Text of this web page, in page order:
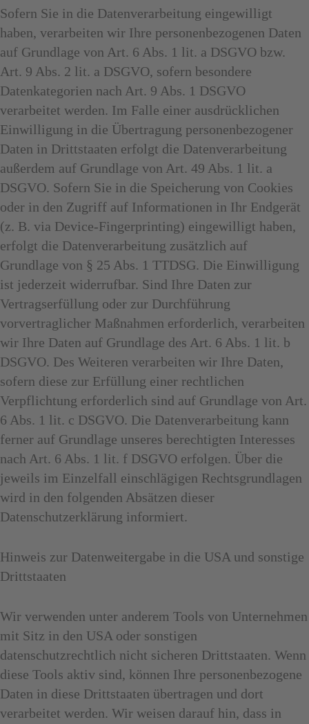
Sofern Sie in die Datenverarbeitung eingewilligt
haben, verarbeiten wir Ihre personenbezogenen Daten
auf Grundlage von Art. 6 Abs. 1 lit. a DSGVO bzw.
Art. 9 Abs. 2 lit. a DSGVO, sofern besondere
Datenkategorien nach Art. 9 Abs. 1 DSGVO
verarbeitet werden. Im Falle einer ausdrücklichen
Einwilligung in die Übertragung personenbezogener
Daten in Drittstaaten erfolgt die Datenverarbeitung
außerdem auf Grundlage von Art. 49 Abs. 1 lit. a
DSGVO. Sofern Sie in die Speicherung von Cookies
oder in den Zugriff auf Informationen in Ihr Endgerät
(z. B. via Device-Fingerprinting) eingewilligt haben,
erfolgt die Datenverarbeitung zusätzlich auf
Grundlage von § 25 Abs. 1 TTDSG. Die Einwilligung
ist jederzeit widerrufbar. Sind Ihre Daten zur
Vertragserfüllung oder zur Durchführung
vorvertraglicher Maßnahmen erforderlich, verarbeiten
wir Ihre Daten auf Grundlage des Art. 6 Abs. 1 lit. b
DSGVO. Des Weiteren verarbeiten wir Ihre Daten,
sofern diese zur Erfüllung einer rechtlichen
Verpflichtung erforderlich sind auf Grundlage von Art.
6 Abs. 1 lit. c DSGVO. Die Datenverarbeitung kann
ferner auf Grundlage unseres berechtigten Interesses
nach Art. 6 Abs. 1 lit. f DSGVO erfolgen. Über die
jeweils im Einzelfall einschlägigen Rechtsgrundlagen
wird in den folgenden Absätzen dieser
Datenschutzerklärung informiert.
Hinweis zur Datenweitergabe in die USA und sonstige
Drittstaaten
Wir verwenden unter anderem Tools von Unternehmen
mit Sitz in den USA oder sonstigen
datenschutzrechtlich nicht sicheren Drittstaaten. Wenn
diese Tools aktiv sind, können Ihre personenbezogene
Daten in diese Drittstaaten übertragen und dort
verarbeitet werden. Wir weisen darauf hin, dass in